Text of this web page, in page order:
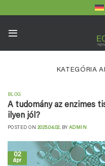
to
KATEGÓRIA
BLOG
A tudomány az enzimes
ilyen jól?
POSTED ON 2025.04.02. BY ADMIN
02
ápr